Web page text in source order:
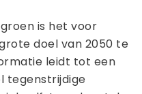
is het voor
doel van 2050 te
leidt tot een
tegenstrijdige